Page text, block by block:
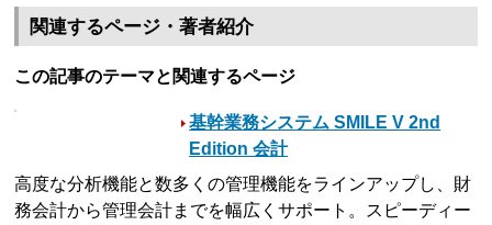
関連するページ・著者紹介
この記事のテーマと関連するページ
基幹業務システム SMILE V 2nd
Edition 会計
高度な分析機能と数多くの管理機能をラインアップし、財
務会計から管理会計までを幅広くサポート。スピーディー